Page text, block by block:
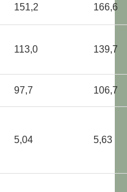
151,2 166,6
113,0 139,7
97,7 106,7
5,04 5,63